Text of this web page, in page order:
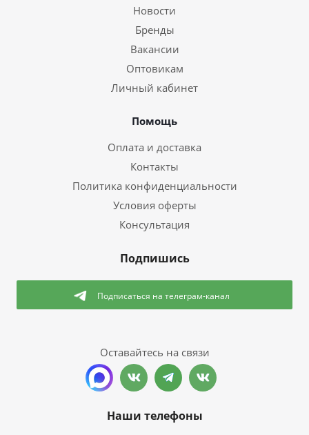
Новости
Бренды
Вакансии
Оптовикам
Личный кабинет
Помощь
Оплата и доставка
Контакты
Политика конфиденциальности
Условия оферты
Консультация
Подпишись
Подписаться на телеграм-канал
Оставайтесь на связи
Наши телефоны